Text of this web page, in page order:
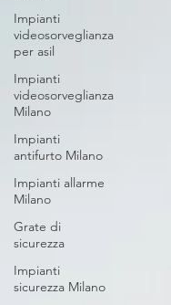
Impianti
videosorveglianza
per asil
Impianti
videosorveglianza
Milano
Impianti
antifurto Milano
Impianti allarme
Milano
Grate di
sicurezza
Impianti
sicurezza Milano